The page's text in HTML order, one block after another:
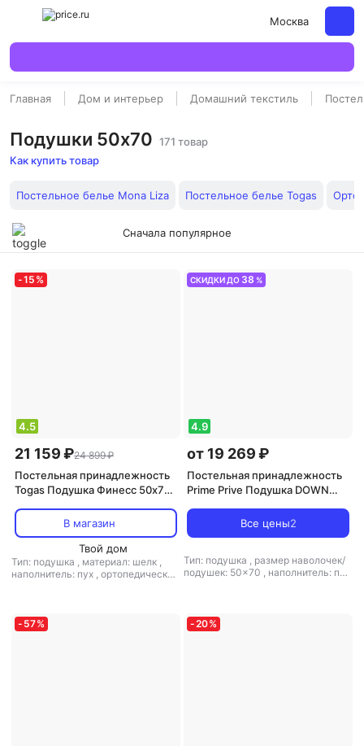
Москва
Главная Дом и интерьер Домашний текстиль
Подушки 50х70 171 товар
Как купить товар
Постельное белье Mona Liza Постельное белье Togas
Сначала популярное
-15 %
4.5
21 159 ₽24 899 ₽
Постельная принадлежность
Togas Подушка Финесс 50х70
В магазин
Твой дом
Тип: подушка , материал: шелк ,
наполнитель: пух , ортопедическая
СКИДКИ ДО 38 %
4.9
от 19 269 ₽
Постельная принадлежность
Prime Prive Подушка DOWN
Все цены2
Тип: подушка , размер наволочек/
подушек: 50x70 , наполнитель: пух
- 57% -20%